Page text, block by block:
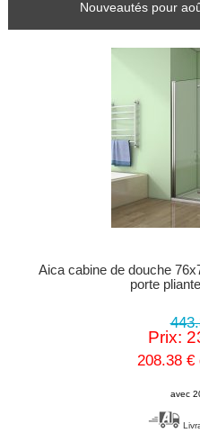
Nouveautés pour
Aica cabine de douche
porte
Prix:
208.38 €